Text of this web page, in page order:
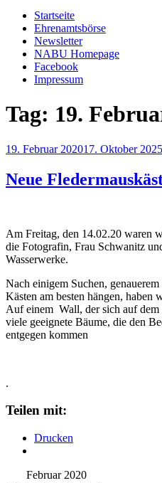
Startseite
Ehrenamtsbörse
Newsletter
NABU Homepage
Facebook
Impressum
Tag: 19.
Veröffentlicht
19. Februar 202017. Oktober 2025
Neue
Am Freitag, den 14.02.20 waren
die Fotografin, Frau Schwanitz
Wasserwerke.
Nach einigem Suchen,
Kästen am besten hängen, haben
Auf einem Wall, der sich auf dem
viele geeignete Bäume, die den
entgegen kommen
.
Teilen mit:
Drucken
Februar 2020